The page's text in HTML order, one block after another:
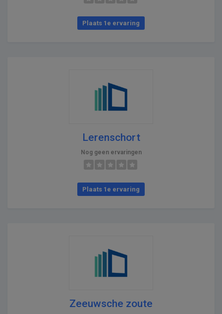
Plaats 1e ervaring
Lerenschort
Nog geen ervaringen
Plaats 1e ervaring
Zeeuwsche zoute